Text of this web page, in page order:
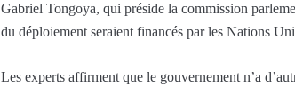
Gabriel Tongoya, qui préside la commission
du déploiement seraient financés par les Nations
Les experts affirment que le gouvernement n’a